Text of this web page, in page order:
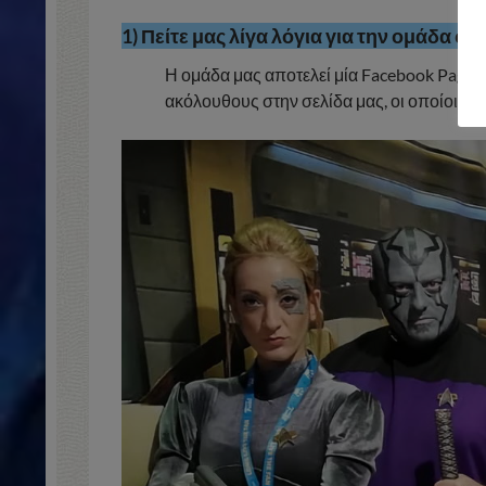
1) Πείτε μας λίγα λόγια για την ομάδα
Η ομάδα μας αποτελεί μία Facebook Page /
ακόλουθους στην σελίδα μας, οι οποίοι